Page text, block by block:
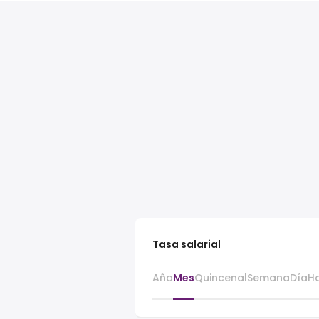
Tasa salarial
AñoMesQuincenalSemanaDía